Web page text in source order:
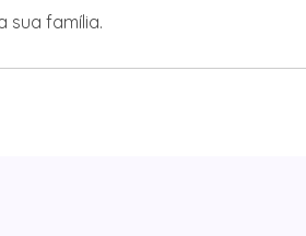
sua família.